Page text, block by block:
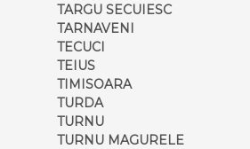
TARGU SECUIESC
TARNAVENI
TECUCI
TEIUS
TIMISOARA
TURDA
TURNU
TURNU MAGURELE